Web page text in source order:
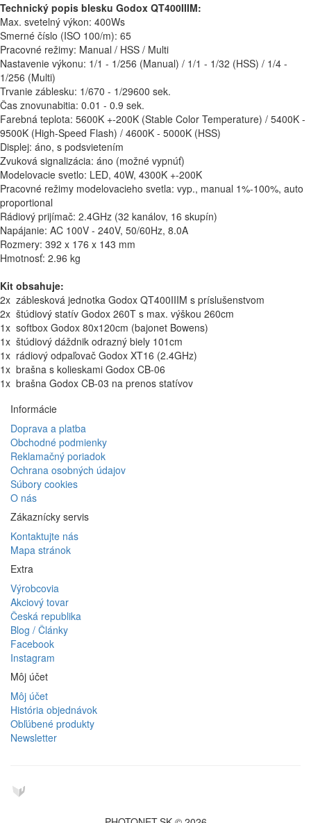
Technický popis blesku Godox QT400IIIM:
Max. svetelný výkon: 400Ws
Smerné číslo (ISO 100/m): 65
Pracovné režimy: Manual / HSS / Multi
Nastavenie výkonu: 1/1 - 1/256 (Manual) / 1/1 - 1/32 (HSS) / 1/4 -
1/256 (Multi)
Trvanie záblesku: 1/670 - 1/29600 sek.
Čas znovunabitia: 0.01 - 0.9 sek.
Farebná teplota: 5600K +-200K (Stable Color Temperature) / 5400K -
9500K (High-Speed Flash) / 4600K - 5000K (HSS)
Displej: áno, s podsvietením
Zvuková signalizácia: áno (možné vypnúť)
Modelovacie svetlo: LED, 40W, 4300K +-200K
Pracovné režimy modelovacieho svetla: vyp., manual 1%-100%, auto
proportional
Rádiový prijímač: 2.4GHz (32 kanálov, 16 skupín)
Napájanie: AC 100V - 240V, 50/60Hz, 8.0A
Rozmery: 392 x 176 x 143 mm
Hmotnosť: 2.96 kg
Kit obsahuje:
2x záblesková jednotka Godox QT400IIIM s príslušenstvom
2x štúdiový statív Godox 260T s max. výškou 260cm
1x softbox Godox 80x120cm (bajonet Bowens)
1x štúdiový dáždnik odrazný biely 101cm
1x rádiový odpaľovač Godox XT16 (2.4GHz)
1x brašna s kolieskami Godox CB-06
1x brašna Godox CB-03 na prenos statívov
Informácie
Doprava a platba
Obchodné podmienky
Reklamačný poriadok
Ochrana osobných údajov
Súbory cookies
O nás
Zákaznícky servis
Kontaktujte nás
Mapa stránok
Extra
Výrobcovia
Akciový tovar
Česká republika
Blog / Články
Facebook
Instagram
Môj účet
Môj účet
História objednávok
Obľúbené produkty
Newsletter